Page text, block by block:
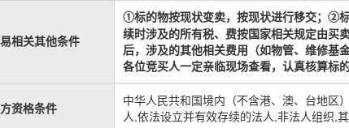
相关其他条件
①标的物按现状变卖，按现状进行移交； ②
续时涉及的所有税、费按国家相关规定由买
后，涉及的其他相关费用（如物管、维修基
各位竞买人一定亲临现场查看，认真核算标
资格条件
中华人民共和国境内（不含港、澳、台地区
人,依法设立并有效存续的法人,非法人组织,